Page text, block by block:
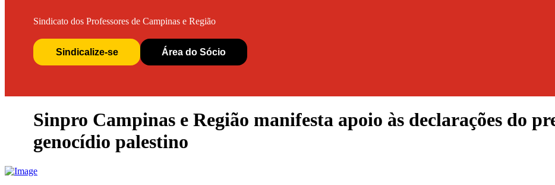
Sindicato dos Professores de Campinas e Região
Sindicalize-se Área do Sócio
Sinpro Campinas e Região manifesta apoio às declarações do
genocídio palestino